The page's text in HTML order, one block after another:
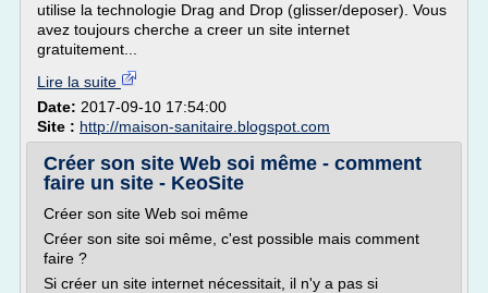
utilise la technologie Drag and Drop (glisser/deposer). Vous
avez toujours cherche a creer un site internet
gratuitement...
Lire la suite
Date: 2017-09-10 17:54:00
Site : http://maison-sanitaire.blogspot.com
Créer son site Web soi même - comment
faire un site - KeoSite
Créer son site Web soi même
Créer son site soi même, c'est possible mais comment
faire ?
Si créer un site internet nécessitait, il n'y a pas si